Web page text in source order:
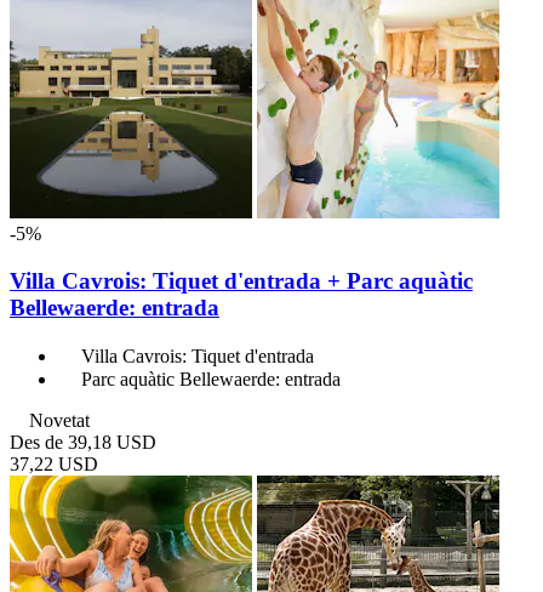
-5%
Villa Cavrois: Tiquet d'entrada + Parc aquàtic
Bellewaerde: entrada
Villa Cavrois: Tiquet d'entrada
Parc aquàtic Bellewaerde: entrada
Novetat
Des de 39,18 USD
37,22 USD